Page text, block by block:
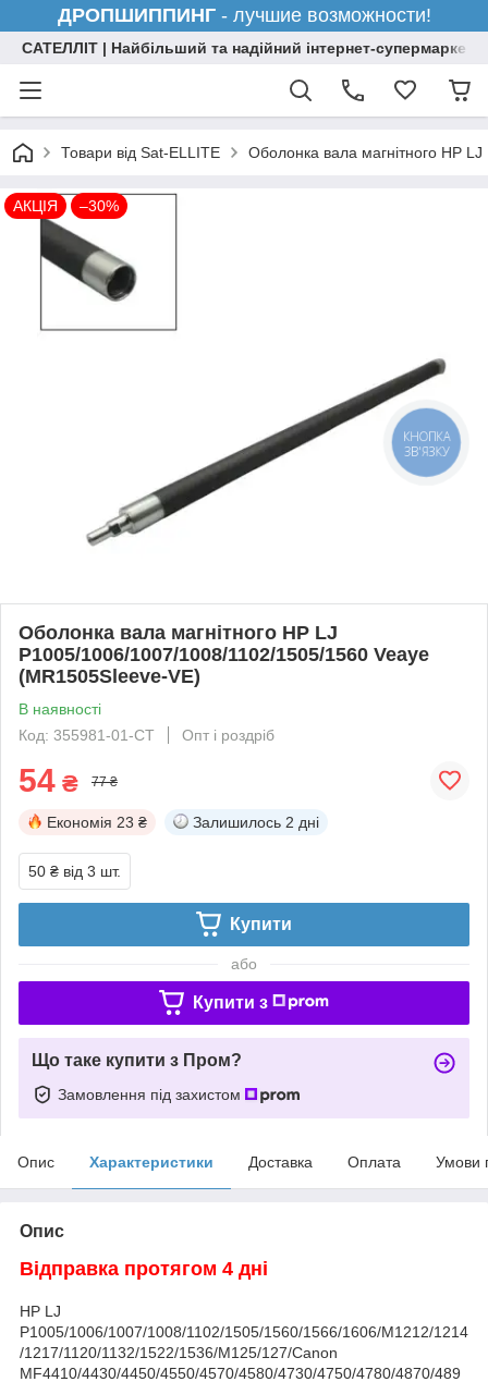
ДРОПШИППИНГ- лучшие возможности!
САТЕЛЛІТ | Найбільший та надійний інтернет-супермаркет
Товари від Sat-ELLITE Оболонка вала магнітного HP
АКЦІЯ –30%
Оболонка вала магнітного HP LJ
P1005/1006/1007/1008/1102/1505/1560 Veaye
(MR1505Sleeve-VE)
В наявності
Код: 355981-01-СТ
Опт і роздріб
54 ₴ 77 ₴
Економія 23 ₴ Залишилось 2 дні
50 ₴ від 3 шт.
Купити
або
Купити з
Що таке купити з Пром?
Замовлення під захистом
Опис Характеристики Доставка Оплата Умови
Опис
Відправка протягом 4 дні
HP LJ
P1005/1006/1007/1008/1102/1505/1560/1566/1606/M1212/1214
/1217/1120/1132/1522/1536/M125/127/Canon
MF4410/4430/4450/4550/4570/4580/4730/4750/4780/4870/489
КНОПКА
ЗВ'ЯЗКУ